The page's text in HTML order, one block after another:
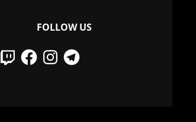
FOLLOW US
TwitchFacebookInstagramTelegram